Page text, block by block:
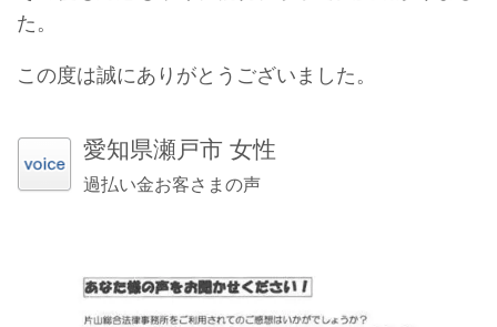
た。
この度は誠にありがとうございました。
愛知県瀬戸市 女性
過払い金お客さまの声